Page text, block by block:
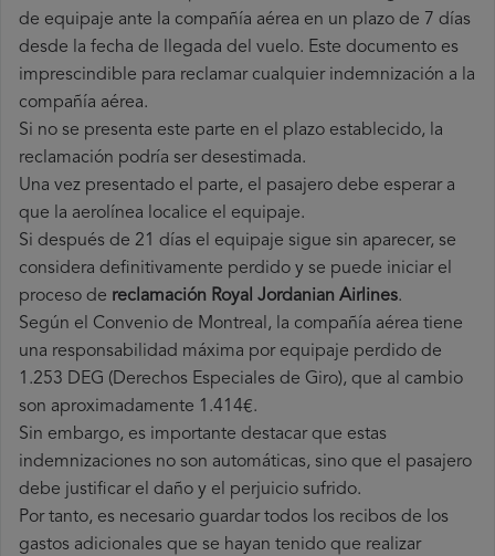
de equipaje ante la compañía aérea en un plazo de 7 días
desde la fecha de llegada del vuelo. Este documento es
imprescindible para reclamar cualquier indemnización a la
compañía aérea.
Si no se presenta este parte en el plazo establecido, la
reclamación podría ser desestimada.
Una vez presentado el parte, el pasajero debe esperar a
que la aerolínea localice el equipaje.
Si después de 21 días el equipaje sigue sin aparecer, se
considera definitivamente perdido y se puede iniciar el
proceso de reclamación Royal Jordanian Airlines.
Según el Convenio de Montreal, la compañía aérea tiene
una responsabilidad máxima por equipaje perdido de
1.253 DEG (Derechos Especiales de Giro), que al cambio
son aproximadamente 1.414€.
Sin embargo, es importante destacar que estas
indemnizaciones no son automáticas, sino que el pasajero
debe justificar el daño y el perjuicio sufrido.
Por tanto, es necesario guardar todos los recibos de los
gastos adicionales que se hayan tenido que realizar